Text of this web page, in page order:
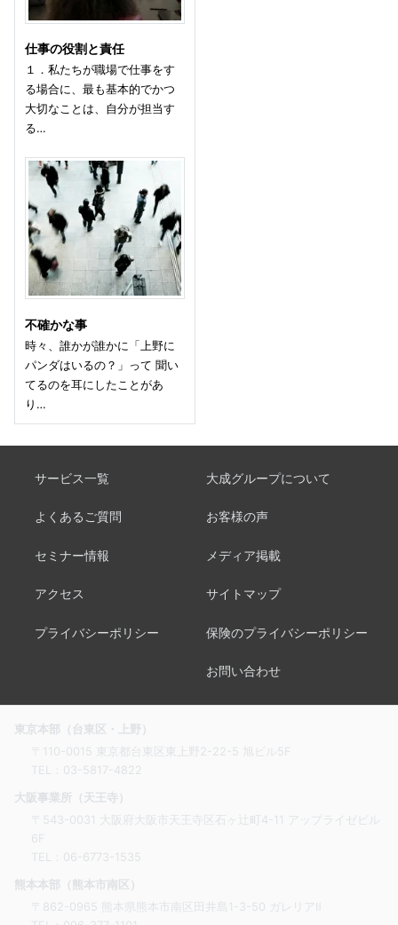
仕事の役割と責任
１．私たちが職場で仕事をす
る場合に、最も基本的でかつ
大切なことは、自分が担当す
る…
不確かな事
時々、誰かが誰かに「上野に
パンダはいるの？」って 聞い
てるのを耳にしたことがあ
り…
サービス一覧 大成グループについて
よくあるご質問 お客様の声
セミナー情報 メディア掲載
アクセス サイトマップ
プライバシーポリシー 保険のプライバシーポリシー
お問い合わせ
東京本部（台東区・上野）
〒110-0015 東京都台東区東上野2-22-5 旭ビル5F
TEL： 03-5817-4822
大阪事業所（天王寺）
〒543-0031 大阪府大阪市天王寺区石ヶ辻町4-11 アップライゼビル
6F
TEL： 06-6773-1535
熊本本部（熊本市南区）
〒862-0965 熊本県熊本市南区田井島1-3-50 ガレリアⅡ